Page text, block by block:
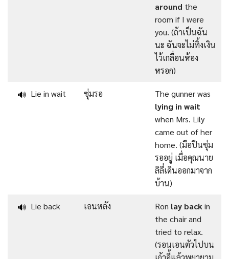
around the
room if I were
you. (ถ้าเป็นฉัน
นะ ฉันจะไม่ทิ้งเงิน
ไว้เกลื่อนห้อง
หรอก)
🔊 Lie in wait ซุ่มรอ
The gunner was
lying in wait
when Mrs. Lily
came out of her
home. (มือปืนซุ่ม
รออยู่ เมื่อคุณนาย
ลิลี่เดินออกมาจาก
บ้าน)
🔊 Lie back เอนหลัง Ron lay back in
the chair and
tried to relax.
(รอนเอนตัวไปบน